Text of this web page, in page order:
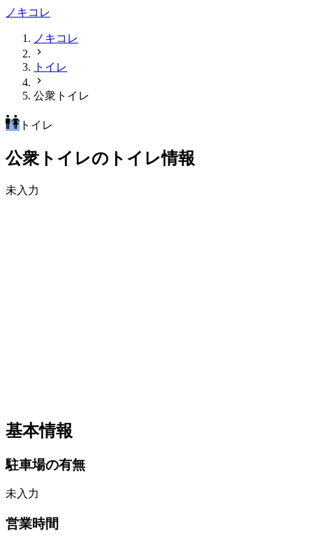
ノキコレ
ノキコレ
トイレ
公衆トイレ
トイレ
公衆トイレのトイレ情報
未入力
基本情報
駐車場の有無
未入力
営業時間